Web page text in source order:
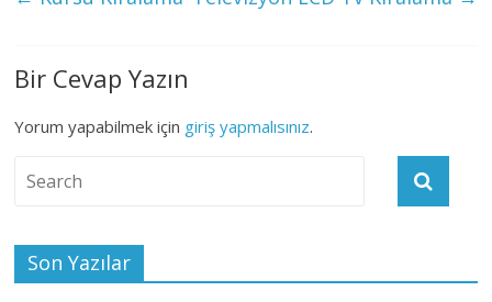
Bir Cevap Yazın
Yorum yapabilmek için giriş yapmalısınız.
Son Yazılar